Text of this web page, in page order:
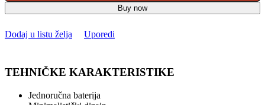
Buy now
Dodaj u listu želja Uporedi
TEHNIČKE KARAKTERISTIKE
Jednoručna baterija